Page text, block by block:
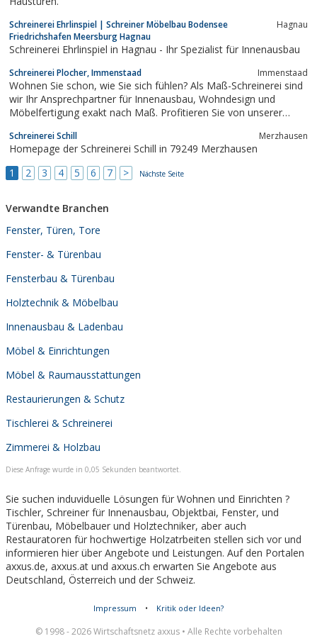
Schreinerei Ehrlinspiel | Schreiner Möbelbau Bodensee
Friedrichshafen Meersburg Hagnau
Hagnau
Schreinerei Ehrlinspiel in Hagnau - Ihr Spezialist für Innenausbau
Schreinerei Plocher, Immenstaad Immenstaad
Wohnen Sie schon, wie Sie sich fühlen? Als Maß-Schreinerei sind
wir Ihr Ansprechpartner für Innenausbau, Wohndesign und
Möbelfertigung exakt nach Maß. Profitieren Sie von unserer
Schreinerei Schill Merzhausen
Homepage der Schreinerei Schill in 79249 Merzhausen
1
2 3 4 5 6 7 > Nächste Seite
Verwandte Branchen
Fenster, Türen, Tore
Fenster- & Türenbau
Fensterbau & Türenbau
Holztechnik & Möbelbau
Innenausbau & Ladenbau
Möbel & Einrichtungen
Möbel & Raumausstattungen
Restaurierungen & Schutz
Tischlerei & Schreinerei
Zimmerei & Holzbau
Diese Anfrage wurde in 0,05 Sekunden beantwortet.
Sie suchen induviduelle Lösungen für Wohnen und Einrichten ?
Tischler, Schreiner für Innenausbau, Objektbai, Fenster, und
Türenbau, Möbelbauer und Holztechniker, aber auch
Restauratoren für hochwertige Holzatrbeiten stellen sich vor und
informieren hier über Angebote und Leistungen. Auf den Portalen
axxus.de, axxus.at und axxus.ch erwarten Sie Angebote aus
Deutschland, Österreich und der Schweiz.
Impressum • Kritik oder Ideen?
© 1998 - 2026 Wirtschaftsnetz axxus • Alle Rechte vorbehalten